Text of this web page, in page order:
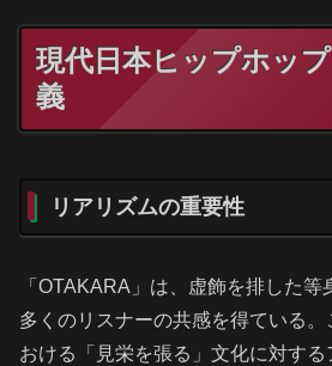
現代日本ヒップホッ
義
リアリズムの重要性
「OTAKARA」は、虚飾を排した等
多くのリスナーの共感を得ている
おける「見栄を張る」文化に対す